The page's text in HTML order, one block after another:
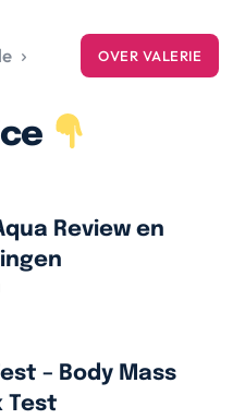
OVER VALERIE
Review en
– Body Mass
Test